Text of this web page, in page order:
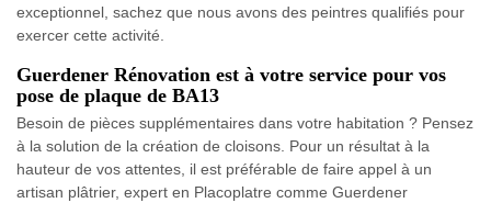
exceptionnel, sachez que nous avons des peintres qualifiés pour
exercer cette activité.
Guerdener Rénovation est à votre service pour vos
pose de plaque de BA13
Besoin de pièces supplémentaires dans votre habitation ? Pensez
à la solution de la création de cloisons. Pour un résultat à la
hauteur de vos attentes, il est préférable de faire appel à un
artisan plâtrier, expert en Placoplatre comme Guerdener